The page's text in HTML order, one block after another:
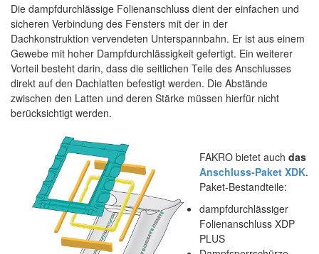
Die dampfdurchlässige Folienanschluss dient der einfachen und
sicheren Verbindung des Fensters mit der in der
Dachkonstruktion vervendeten Unterspannbahn. Er ist aus einem
Gewebe mit hoher Dampfdurchlässigkeit gefertigt. Ein weiterer
Vorteil besteht darin, dass die seitlichen Teile des Anschlusses
direkt auf den Dachlatten befestigt werden. Die Abstände
zwischen den Latten und deren Stärke müssen hierfür nicht
berücksichtigt werden.
FAKRO bietet auch das
Anschluss-Paket XDK.
Paket-Bestandteile:
dampfdurchlässiger
Folienanschluss XDP
PLUS